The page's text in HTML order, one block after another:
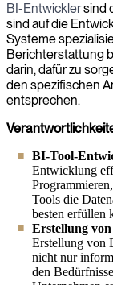
BI-Entwicklersind
sind auf die
Systeme
Berichterstattung
darin, dafür zu
den spezifischen
entsprechen.
BI-Tool-
Entwicklung
Tools die
besten erfüllen
Erstellung
Erstellung von
nicht nur
den